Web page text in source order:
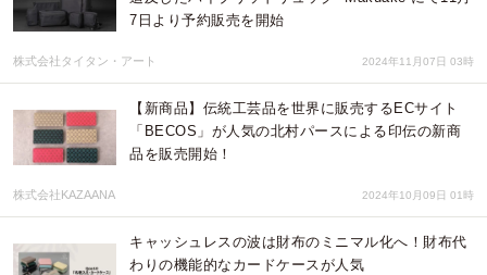
7日より予約販売を開始
株式会社タイタン・アート 2024年11月07日 03時
【新商品】伝統工芸品を世界に販売するECサイト
「BECOS」が人気の北村パースによる印伝の新商
品を販売開始！
株式会社KAZAANA 2024年10月09日 01時
キャッシュレスの波は財布のミニマル化へ！財布代
わりの機能的なカードケースが人気